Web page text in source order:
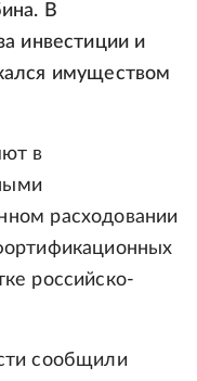
В
инвестиции и
имуществом
в
расходовании
российско-
сообщили